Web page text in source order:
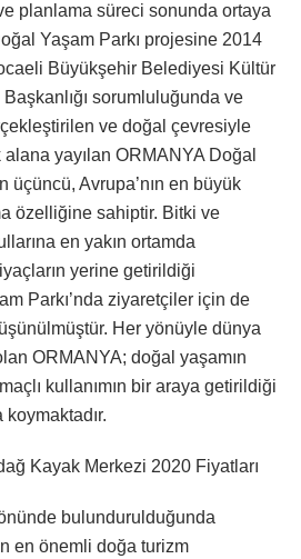
planlama süreci sonunda ortaya
Yaşam Parkı projesine 2014
Büyükşehir Belediyesi Kültür
sorumluluğunda ve
ve doğal çevresiyle
yayılan ORMANYA Doğal
üçüncü, Avrupa’nın en büyük
özelliğine sahiptir. Bitki ve
en yakın ortamda
yerine getirildiği
Parkı’nda ziyaretçiler için de
Her yönüyle dünya
ORMANYA; doğal yaşamın
kullanımın bir araya getirildiği
Kayak Merkezi 2020 Fiyatları
bulundurulduğunda
en önemli doğa turizm